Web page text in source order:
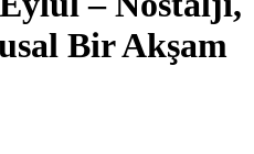
Bir Akşam